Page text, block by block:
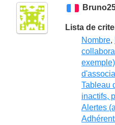
Lista de
Nombre,
exemple)
Tableau
inactifs,
Alertes